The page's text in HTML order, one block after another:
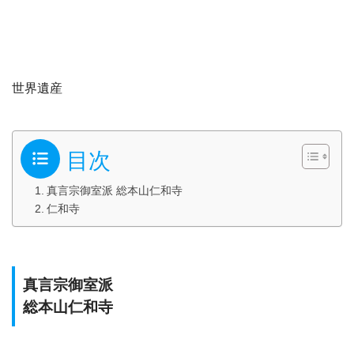
世界遺産
目次
真言宗御室派 総本山仁和寺
仁和寺
真言宗御室派
総本山仁和寺